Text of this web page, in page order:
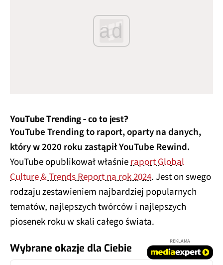
ad
YouTube Trending - co to jest?
YouTube Trending to raport, oparty na danych,
który w 2020 roku zastąpił YouTube Rewind.
YouTube opublikował właśnieraport Global
Culture & Trends Report na rok 2024. Jest on swego
rodzaju zestawieniem najbardziej popularnych
tematów, najlepszych twórców i najlepszych
piosenek roku w skali całego świata.
Wybrane okazje dla Ciebie
REKLAMA